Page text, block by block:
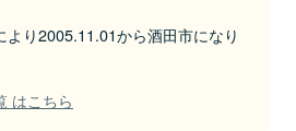
り2005.11.01から酒田市になり
はこちら